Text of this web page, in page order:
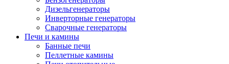
Дизельгенераторы
Инверторные генераторы
Сварочные генераторы
Печи и камины
Банные печи
Пеллетные камины